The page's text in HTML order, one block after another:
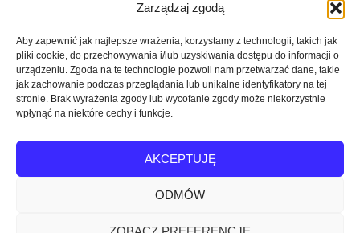
Zarządzaj zgodą
Aby zapewnić jak najlepsze wrażenia, korzystamy z technologii, takich jak
pliki cookie, do przechowywania i/lub uzyskiwania dostępu do informacji o
urządzeniu. Zgoda na te technologie pozwoli nam przetwarzać dane, takie
jak zachowanie podczas przeglądania lub unikalne identyfikatory na tej
stronie. Brak wyrażenia zgody lub wycofanie zgody może niekorzystnie
wpłynąć na niektóre cechy i funkcje.
AKCEPTUJĘ
ODMÓW
Kapitał zakładowy
50 000 zł w całości opłacony